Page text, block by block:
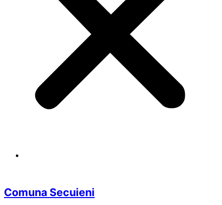
Comuna Secuieni